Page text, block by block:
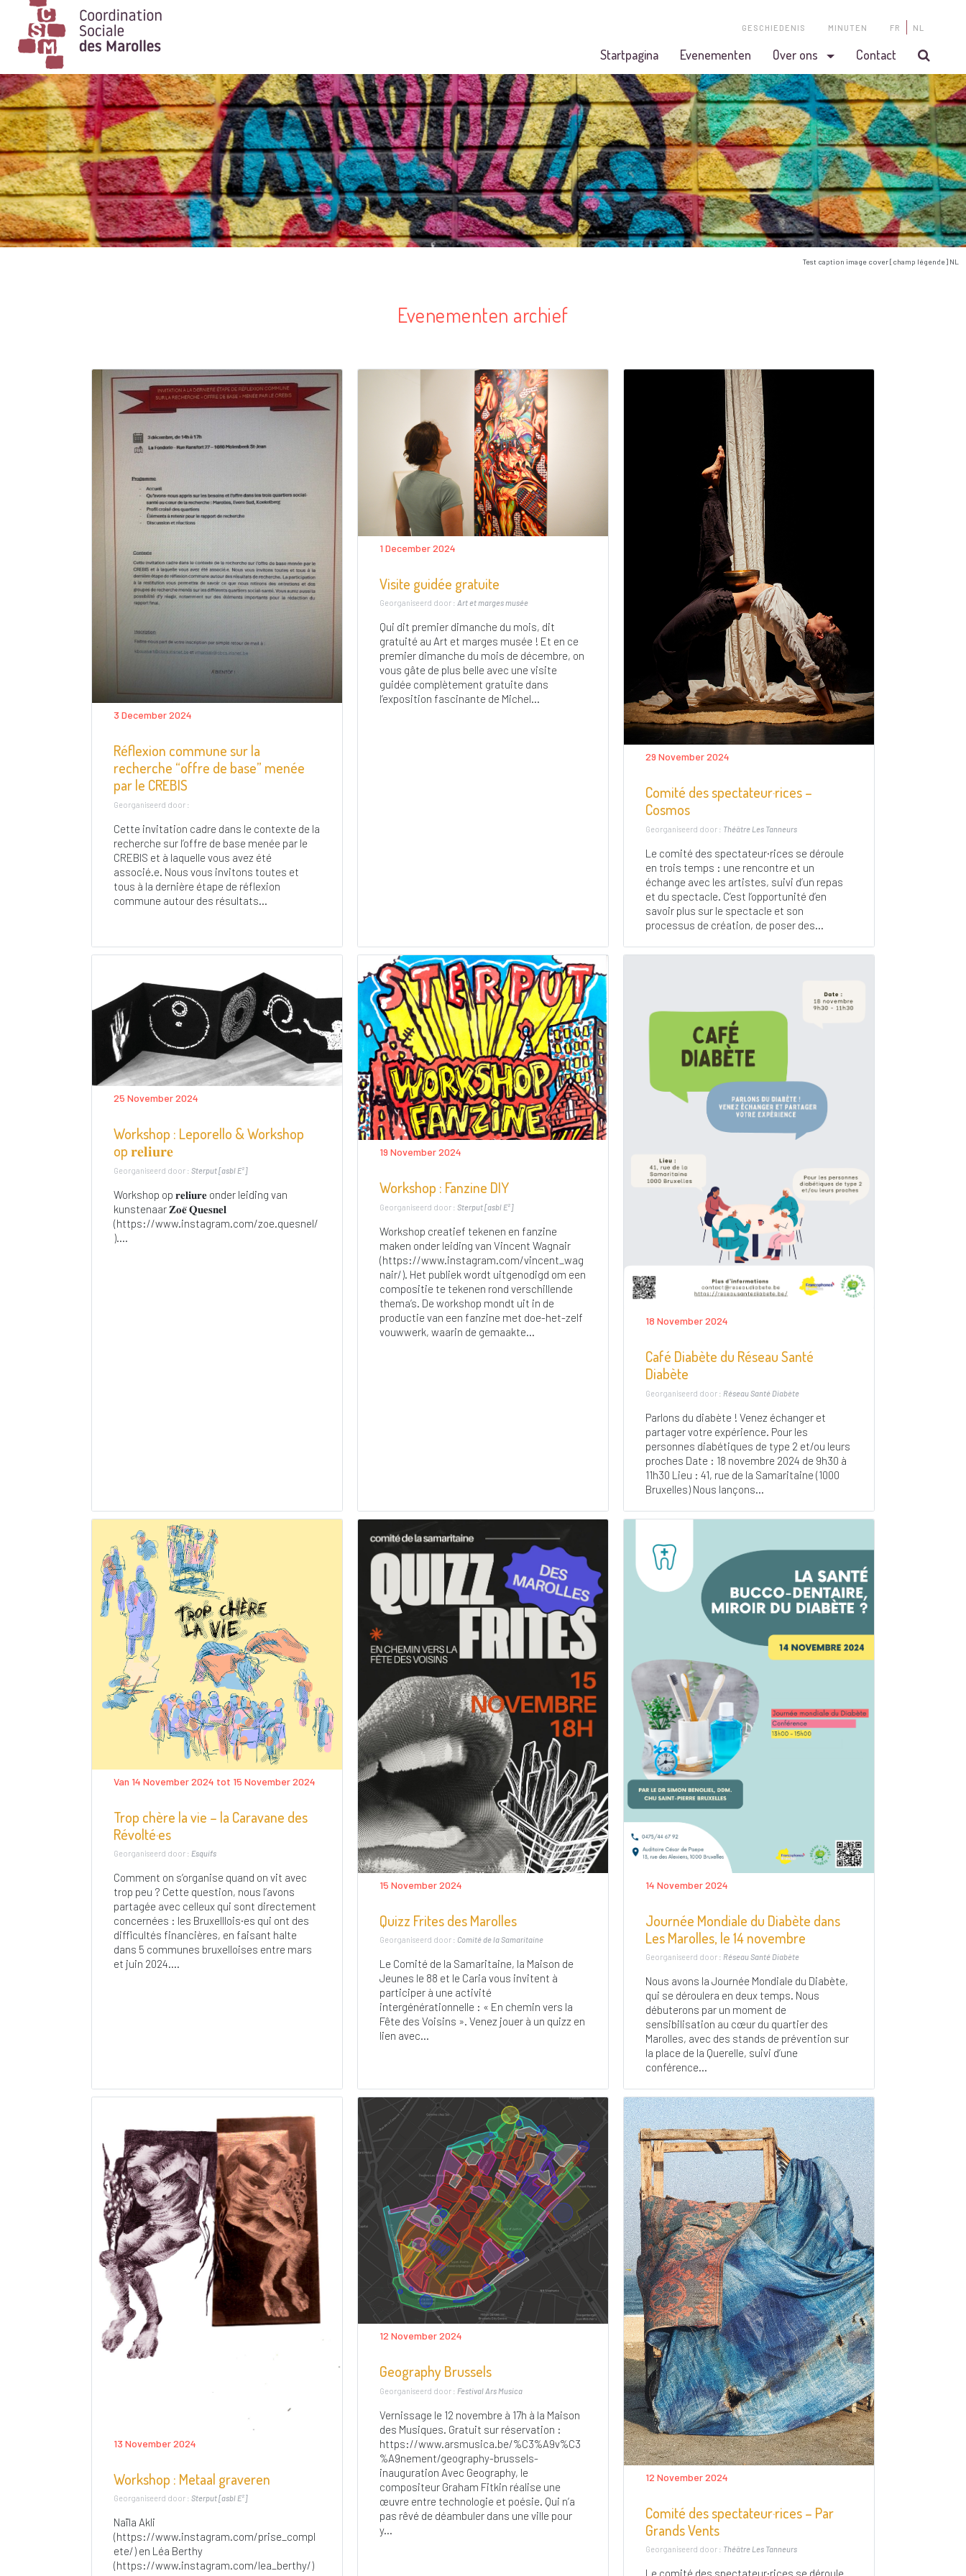
Main Navigation
GESCHIEDENIS MINUTEN FR NL
Startpagina Evenementen Over ons Contact
Test caption image cover [champ légende] NL
Evenementen archief
3 December 2024
Réflexion commune sur la
recherche “offre de base” menée
par le CREBIS
Georganiseerd door :
Cette invitation cadre dans le contexte de la
recherche sur l’offre de base menée par le
CREBIS et à laquelle vous avez été
associé.e. Nous vous invitons toutes et
tous à la dernière étape de réflexion
commune autour des résultats...
1 December 2024
Visite guidée gratuite
Georganiseerd door : Art et marges musée
Qui dit premier dimanche du mois, dit
gratuité au Art et marges musée ! Et en ce
premier dimanche du mois de décembre, on
vous gâte de plus belle avec une visite
guidée complètement gratuite dans
l’exposition fascinante de Michel...
29 November 2024
Comité des spectateur·rices –
Cosmos
Georganiseerd door : Théâtre Les Tanneurs
Le comité des spectateur·rices se déroule
en trois temps : une rencontre et un
échange avec les artistes, suivi d’un repas
et du spectacle. C’est l’opportunité d’en
savoir plus sur le spectacle et son
processus de création, de poser des...
25 November 2024
Workshop : Leporello & Workshop
op 𝐫𝐞𝐥𝐢𝐮𝐫𝐞
Georganiseerd door : Sterput [asbl E²]
Workshop op 𝐫𝐞𝐥𝐢𝐮𝐫𝐞 onder leiding van
kunstenaar 𝐙𝐨𝐞̈ 𝐐𝐮𝐞𝐬𝐧𝐞𝐥
(https://www.instagram.com/zoe.quesnel/
)....
19 November 2024
Workshop : Fanzine DIY
Georganiseerd door : Sterput [asbl E²]
Workshop creatief tekenen en fanzine
maken onder leiding van Vincent Wagnair
(https://www.instagram.com/vincent_wag
nair/). Het publiek wordt uitgenodigd om een
compositie te tekenen rond verschillende
thema’s. De workshop mondt uit in de
productie van een fanzine met doe-het-zelf
vouwwerk, waarin de gemaakte...
18 November 2024
Café Diabète du Réseau Santé
Diabète
Georganiseerd door : Réseau Santé Diabète
Parlons du diabète ! Venez échanger et
partager votre expérience. Pour les
personnes diabétiques de type 2 et/ou leurs
proches Date : 18 novembre 2024 de 9h30 à
11h30 Lieu : 41, rue de la Samaritaine (1000
Bruxelles) Nous lançons...
Van 14 November 2024 tot 15 November 2024
Trop chère la vie – la Caravane des
Révolté·es
Georganiseerd door : Esquifs
Comment on s’organise quand on vit avec
trop peu ? Cette question, nous l’avons
partagée avec celleux qui sont directement
concernées : les Bruxelllois·es qui ont des
difficultés financières, en faisant halte
dans 5 communes bruxelloises entre mars
et juin 2024....
15 November 2024
Quizz Frites des Marolles
Georganiseerd door : Comité de la Samaritaine
Le Comité de la Samaritaine, la Maison de
Jeunes le 88 et le Caria vous invitent à
participer à une activité
intergénérationnelle : « En chemin vers la
Fête des Voisins ». Venez jouer à un quizz en
lien avec...
14 November 2024
Journée Mondiale du Diabète dans
Les Marolles, le 14 novembre
Georganiseerd door : Réseau Santé Diabète
Nous avons la Journée Mondiale du Diabète,
qui se déroulera en deux temps. Nous
débuterons par un moment de
sensibilisation au cœur du quartier des
Marolles, avec des stands de prévention sur
la place de la Querelle, suivi d’une
conférence...
13 November 2024
Workshop : Metaal graveren
Georganiseerd door : Sterput [asbl E²]
Naïla Akli
(https://www.instagram.com/prise_compl
ete/) en Léa Berthy
(https://www.instagram.com/lea_berthy/)
12 November 2024
Geography Brussels
Georganiseerd door : Festival Ars Musica
Vernissage le 12 novembre à 17h à la Maison
des Musiques. Gratuit sur réservation :
https://www.arsmusica.be/%C3%A9v%C3
%A9nement/geography-brussels-
inauguration Avec Geography, le
compositeur Graham Fitkin réalise une
œuvre entre technologie et poésie. Qui n’a
pas rêvé de déambuler dans une ville pour
y...
12 November 2024
Comité des spectateur·rices – Par
Grands Vents
Georganiseerd door : Théâtre Les Tanneurs